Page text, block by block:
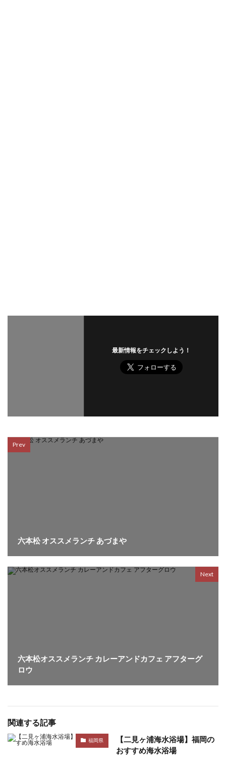
最新情報をチェックしよう！
Prev
六本松 オススメランチ あづまや
Next
六本松オススメランチ カレーアンドカフェ アフターグ
ロウ
関連する記事
福岡県
【二見ヶ浦海水浴場】福岡の
おすすめ海水浴場